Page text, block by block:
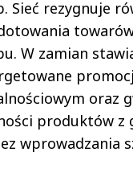
Sieć rezygnuje
W zamian
oraz
produktów z
wprowadzania